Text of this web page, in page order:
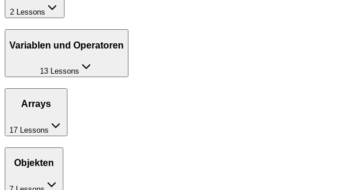
2 Lessons
Variablen und Operatoren
13 Lessons
Arrays
17 Lessons
Objekten